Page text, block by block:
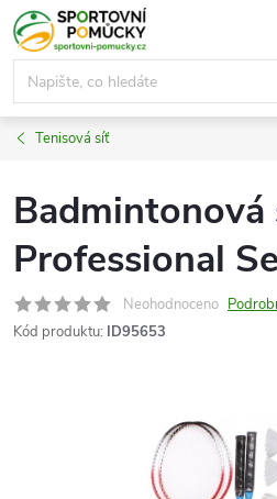
Přejít
na
obsah
Tenisová síť
Badmintonová
Professional
Neohodnoceno
Kód produktu: ID95653